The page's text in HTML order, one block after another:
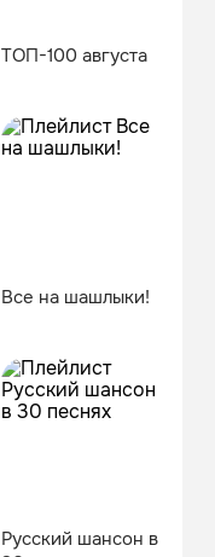
ТОП-100 августа
Все на шашлыки!
Русский шансон в